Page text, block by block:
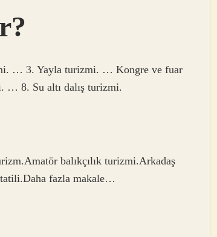
… 3. Yayla turizmi. … Kongre ve fuar
8. Su altı dalış turizmi.
balıkçılık turizmi.Arkadaş
fazla makale…